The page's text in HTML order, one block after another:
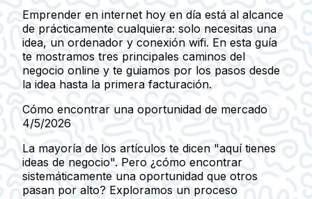
Emprender en internet hoy en día está al alcance
de prácticamente cualquiera: solo necesitas una
idea, un ordenador y conexión wifi. En esta guía
te mostramos tres principales caminos del
negocio online y te guiamos por los pasos desde
la idea hasta la primera facturación.
Cómo encontrar una oportunidad de mercado
4/5/2026
La mayoría de los artículos te dicen "aquí tienes
ideas de negocio". Pero ¿cómo encontrar
sistemáticamente una oportunidad que otros
pasan por alto? Exploramos un proceso